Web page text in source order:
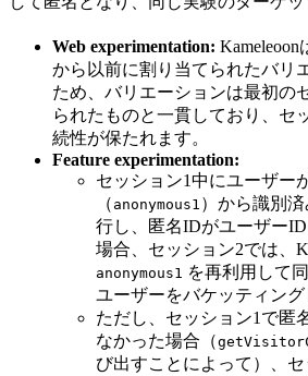
Web experimentation:
から以前に割り当てられたバリ
ため、バリエーションは最初の
られたものと一貫しており、セ
続性が保たれます。
Feature experimentation:
セッション1中にユーザー
（ anonymous1 ）から識別
行し、匿名IDがユーザー
場合、セッション2では、
anonymous1 を再利用して
ユーザーをバケッティング
ただし、セッション1で匿
なかった場合（
び出すことによって）、